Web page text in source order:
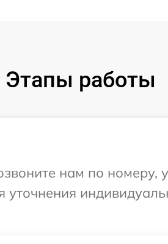
Этапы работы
нам по номеру,